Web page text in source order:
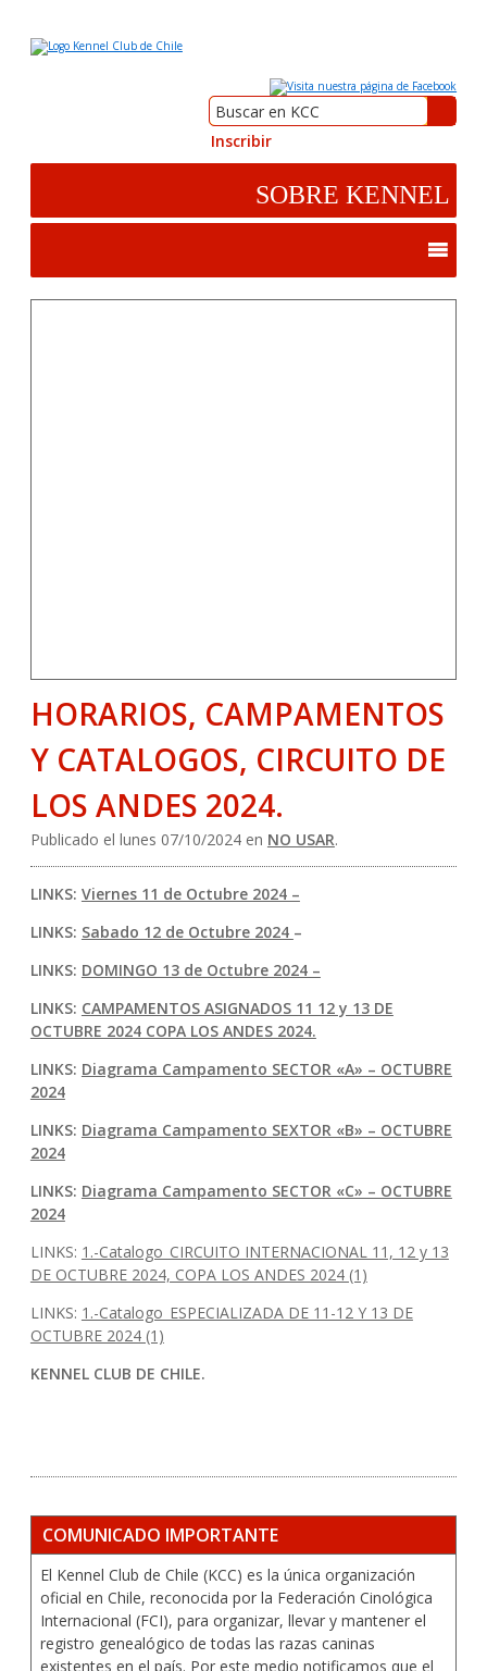
Inscribir
HORARIOS, CAMPAMENTOS
Y CATALOGOS, CIRCUITO DE
LOS ANDES 2024.
Publicado el lunes 07/10/2024 en NO USAR.
LINKS: Viernes 11 de Octubre 2024 –
LINKS: Sabado 12 de Octubre 2024 –
LINKS: DOMINGO 13 de Octubre 2024 –
LINKS: CAMPAMENTOS ASIGNADOS 11 12 y 13 DE
OCTUBRE 2024 COPA LOS ANDES 2024.
LINKS: Diagrama Campamento SECTOR «A» – OCTUBRE
2024
LINKS: Diagrama Campamento SEXTOR «B» – OCTUBRE
2024
LINKS: Diagrama Campamento SECTOR «C» – OCTUBRE
2024
LINKS: 1.-Catalogo_CIRCUITO INTERNACIONAL 11, 12 y 13
DE OCTUBRE 2024, COPA LOS ANDES 2024 (1)
LINKS: 1.-Catalogo_ESPECIALIZADA DE 11-12 Y 13 DE
OCTUBRE 2024 (1)
KENNEL CLUB DE CHILE.
COMUNICADO IMPORTANTE
El Kennel Club de Chile (KCC) es la única organización
oficial en Chile, reconocida por la Federación Cinológica
Internacional (FCI), para organizar, llevar y mantener el
registro genealógico de todas las razas caninas
existentes en el país. Por este medio notificamos que el